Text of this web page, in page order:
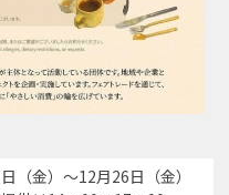
（金）～12月26日（金）